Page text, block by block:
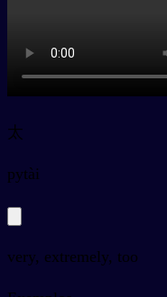
太
pytài
very, extremely, too